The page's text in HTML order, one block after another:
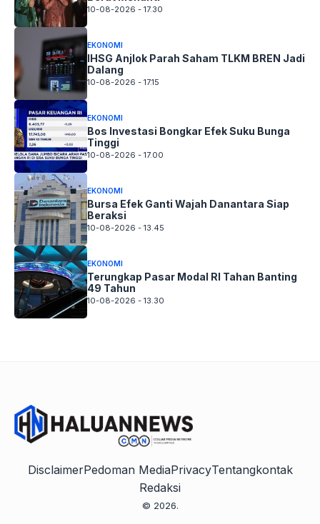
10-08-2026 - 17.30
EKONOMI
IHSG Anjlok Parah Saham TLKM BREN Jadi
Dalang
10-08-2026 - 17.15
EKONOMI
Bos Investasi Bongkar Efek Suku Bunga
Tinggi
10-08-2026 - 17.00
EKONOMI
Bursa Efek Ganti Wajah Danantara Siap
Beraksi
10-08-2026 - 13.45
EKONOMI
Terungkap Pasar Modal RI Tahan Banting
49 Tahun
10-08-2026 - 13.30
DisclaimerPedoman MediaPrivacyTentangkontak
Redaksi
© 2026.